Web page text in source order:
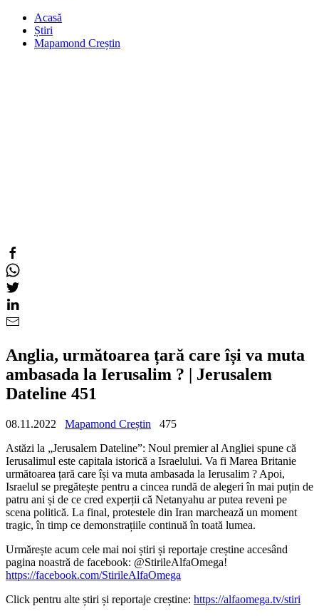
Acasă
Știri
Mapamond Creștin
Anglia, următoarea țară care își va muta
ambasada la Ierusalim ? | Jerusalem
Dateline 451
08.11.2022 Mapamond Creștin
475
Astăzi la „Jerusalem Dateline”: Noul premier al Angliei spune că
Ierusalimul este capitala istorică a Israelului. Va fi Marea Britanie
următoarea țară care își va muta ambasada la Ierusalim ? Apoi,
Israelul se pregătește pentru a cincea rundă de alegeri în mai puțin de
patru ani și de ce cred experții că Netanyahu ar putea reveni pe
scena politică. La final, protestele din Iran marchează un moment
tragic, în timp ce demonstrațiile continuă în toată lumea.
Urmărește acum cele mai noi știri și reportaje creștine accesând
pagina noastră de facebook: @StirileAlfaOmega!
https://facebook.com/StirileAlfaOmega
Click pentru alte știri și reportaje creștine: https://alfaomega.tv/stiri